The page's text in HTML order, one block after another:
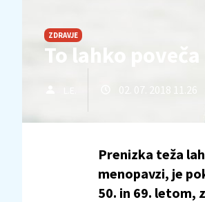
ZDRAVJE
To lahko
02. 07. 2018 11.26
Prenizka teža
menopavzi, je
50. in 69. letom,